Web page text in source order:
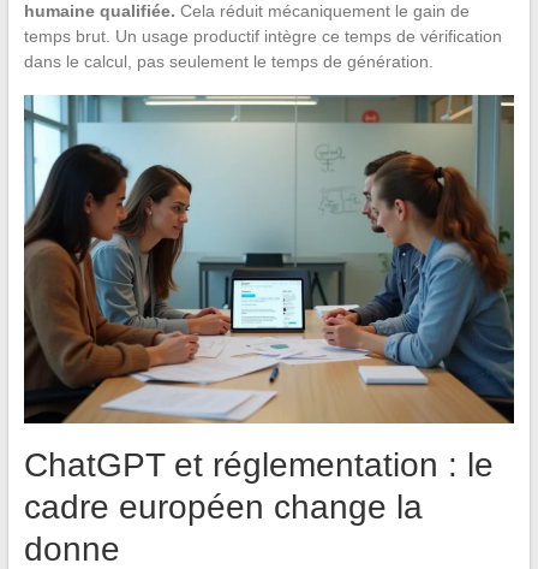
humaine qualifiée. Cela réduit mécaniquement le gain de
temps brut. Un usage productif intègre ce temps de vérification
dans le calcul, pas seulement le temps de génération.
ChatGPT et réglementation : le
cadre européen change la
donne